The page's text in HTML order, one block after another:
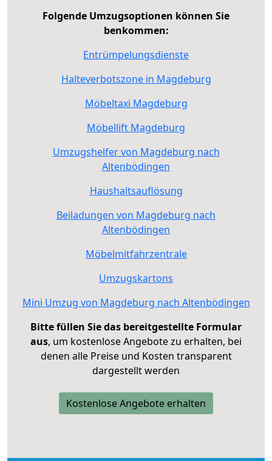
Folgende Umzugsoptionen können Sie
benkommen:
Entrümpelungsdienste
Halteverbotszone in Magdeburg
Möbeltaxi Magdeburg
Möbellift Magdeburg
Umzugshelfer von Magdeburg nach
Altenbödingen
Haushaltsauflösung
Beiladungen von Magdeburg nach
Altenbödingen
Möbelmitfahrzentrale
Umzugskartons
Mini Umzug von Magdeburg nach Altenbödingen
Bitte füllen Sie das bereitgestellte Formular
aus, um kostenlose Angebote zu erhalten, bei
denen alle Preise und Kosten transparent
dargestellt werden
Kostenlose Angebote erhalten